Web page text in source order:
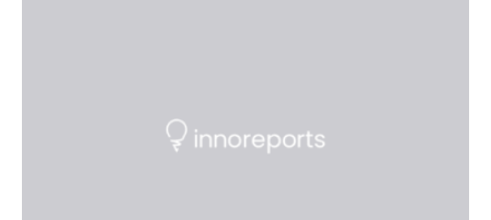
Foundation, des BIAL Award in Biomedicine ist in